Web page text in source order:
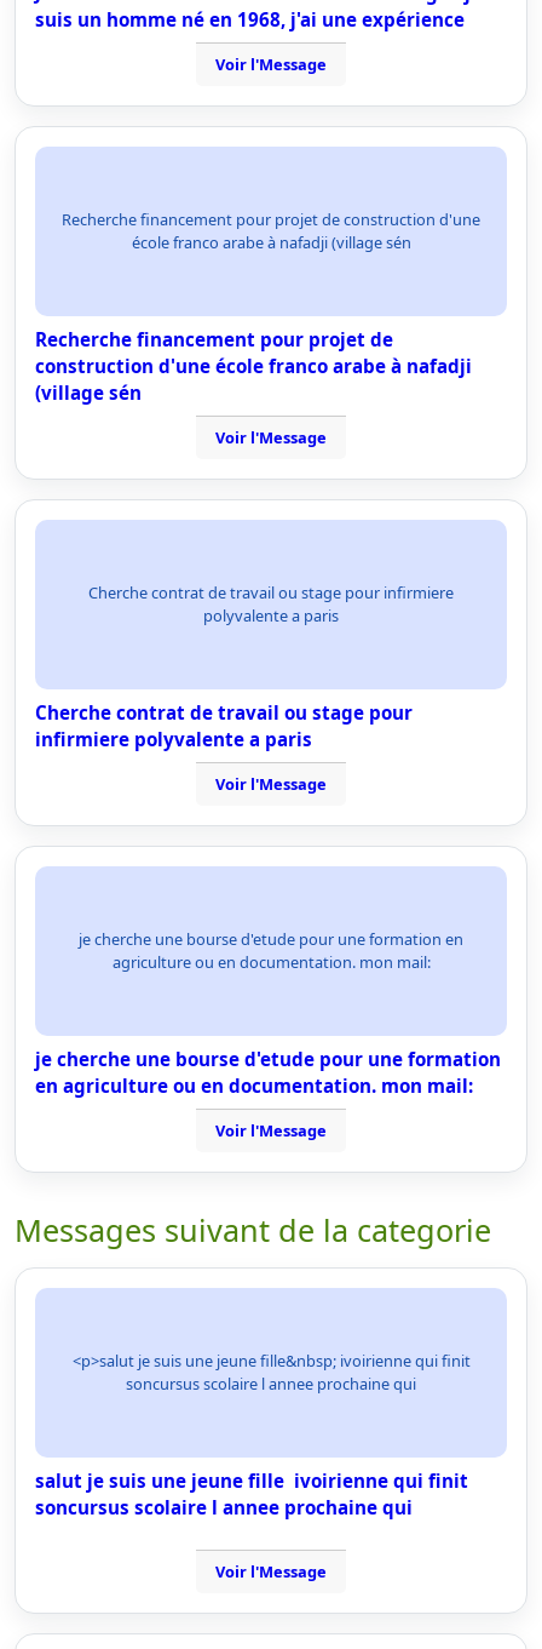
suis un homme né en 1968, j'ai une expérience
Voir l'Message
Recherche financement pour projet de construction d'une
école franco arabe à nafadji (village sén
Recherche financement pour projet de
construction d'une école franco arabe à nafadji
(village sén
Voir l'Message
Cherche contrat de travail ou stage pour infirmiere
polyvalente a paris
Cherche contrat de travail ou stage pour
infirmiere polyvalente a paris
Voir l'Message
je cherche une bourse d'etude pour une formation en
agriculture ou en documentation. mon mail:
je cherche une bourse d'etude pour une formation
en agriculture ou en documentation. mon mail:
Voir l'Message
Messages suivant de la categorie
<p>salut je suis une jeune fille&nbsp; ivoirienne qui finit
soncursus scolaire l annee prochaine qui
salut je suis une jeune fille ivoirienne qui finit
soncursus scolaire l annee prochaine qui
Voir l'Message